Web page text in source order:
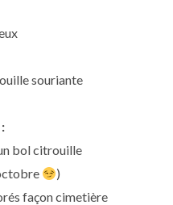
souriante
bol citrouille
)
façon cimetière